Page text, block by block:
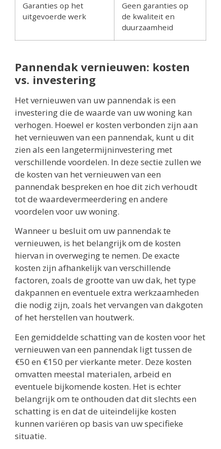
Garanties op het
uitgevoerde werk
Geen garanties op
de kwaliteit en
duurzaamheid
Pannendak vernieuwen: kosten
vs. investering
Het vernieuwen van uw pannendak is een
investering die de waarde van uw woning kan
verhogen. Hoewel er kosten verbonden zijn aan
het vernieuwen van een pannendak, kunt u dit
zien als een langetermijninvestering met
verschillende voordelen. In deze sectie zullen we
de kosten van het vernieuwen van een
pannendak bespreken en hoe dit zich verhoudt
tot de waardevermeerdering en andere
voordelen voor uw woning.
Wanneer u besluit om uw pannendak te
vernieuwen, is het belangrijk om de kosten
hiervan in overweging te nemen. De exacte
kosten zijn afhankelijk van verschillende
factoren, zoals de grootte van uw dak, het type
dakpannen en eventuele extra werkzaamheden
die nodig zijn, zoals het vervangen van dakgoten
of het herstellen van houtwerk.
Een gemiddelde schatting van de kosten voor het
vernieuwen van een pannendak ligt tussen de
€50 en €150 per vierkante meter. Deze kosten
omvatten meestal materialen, arbeid en
eventuele bijkomende kosten. Het is echter
belangrijk om te onthouden dat dit slechts een
schatting is en dat de uiteindelijke kosten
kunnen variëren op basis van uw specifieke
situatie.